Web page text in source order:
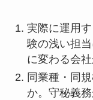
実際に運用
験の浅い担
に変わる会社
同業種・同
か。守秘義